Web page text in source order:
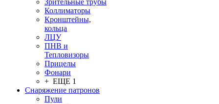
Зрительные трубы
Коллиматоры
Кронштейны,
кольца
ЛЦУ
ПНВ и
Тепловизоры
Прицелы
Фонари
+ ЕЩЕ 1
Снаряжение патронов
Пули